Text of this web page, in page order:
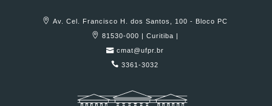
Av. Cel. Francisco H. dos Santos, 100 - Bloco PC
81530-000 | Curitiba |
cmat@ufpr.br
3361-3032